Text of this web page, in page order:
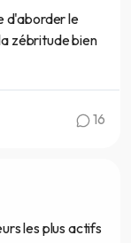
d'aborder le
zébritude bien
16
les plus actifs